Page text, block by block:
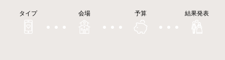
タイプ 会場 予算 結果発表